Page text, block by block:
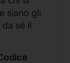
siano gli
sé il